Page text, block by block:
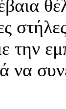
την
να